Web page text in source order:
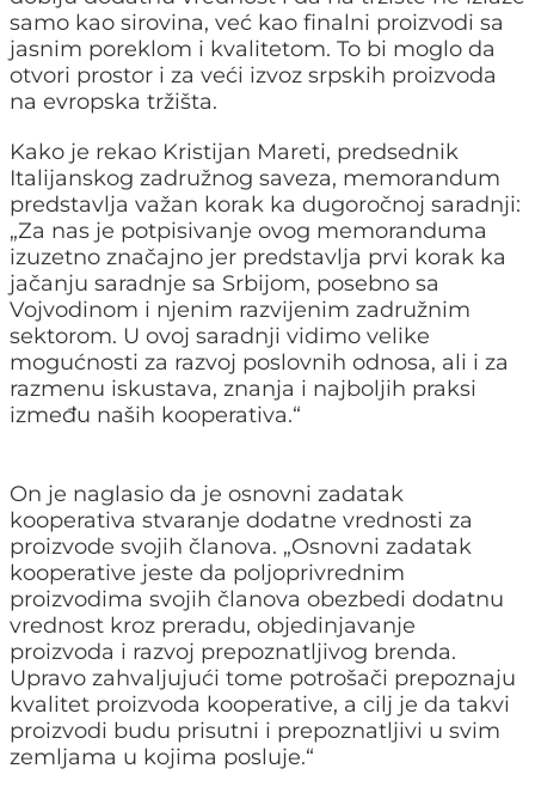
samo kao sirovina, već kao finalni proizvodi sa
jasnim poreklom i kvalitetom. To bi moglo da
otvori prostor i za veći izvoz srpskih proizvoda
na evropska tržišta.
Kako je rekao Kristijan Mareti, predsednik
Italijanskog zadružnog saveza, memorandum
predstavlja važan korak ka dugoročnoj saradnji:
„Za nas je potpisivanje ovog memoranduma
izuzetno značajno jer predstavlja prvi korak ka
jačanju saradnje sa Srbijom, posebno sa
Vojvodinom i njenim razvijenim zadružnim
sektorom. U ovoj saradnji vidimo velike
mogućnosti za razvoj poslovnih odnosa, ali i za
razmenu iskustava, znanja i najboljih praksi
između naših kooperativa.“
On je naglasio da je osnovni zadatak
kooperativa stvaranje dodatne vrednosti za
proizvode svojih članova. „Osnovni zadatak
kooperative jeste da poljoprivrednim
proizvodima svojih članova obezbedi dodatnu
vrednost kroz preradu, objedinjavanje
proizvoda i razvoj prepoznatljivog brenda.
Upravo zahvaljujući tome potrošači prepoznaju
kvalitet proizvoda kooperative, a cilj je da takvi
proizvodi budu prisutni i prepoznatljivi u svim
zemljama u kojima posluje.“